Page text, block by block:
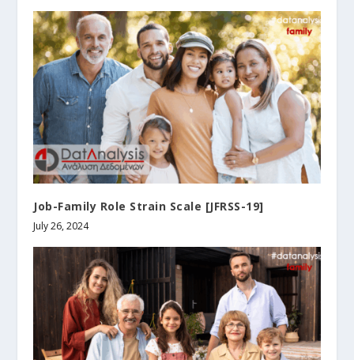
Job-Family Role Strain Scale [JFRSS-19]
July 26, 2024